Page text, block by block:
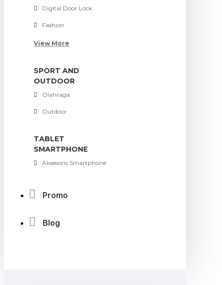
Digital Door Lock
Fashion
View More
SPORT AND
OUTDOOR
Olahraga
Outdoor
TABLET
SMARTPHONE
Aksesoris Smartphone
Promo
Blog